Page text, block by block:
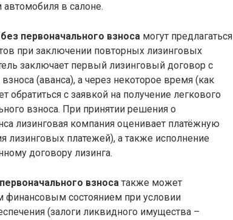
автомобиля в салоне.
первоначального взноса могут предлагаться
при заключении повторных лизинговых
заключает первый лизинговый договор с
(аванса), а через некоторое время (как
с заявкой на получение легкового
взноса. При принятии решения о
лизинговая компания оценивает платёжную
лизинговых платежей), а также исполнение
договору лизинга.
взноса также может
финансовым состоянием при условии
(залоги ликвидного имущества –